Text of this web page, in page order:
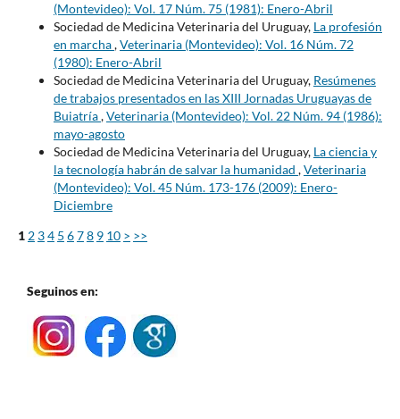
(Montevideo): Vol. 17 Núm. 75 (1981): Enero-Abril
Sociedad de Medicina Veterinaria del Uruguay, La profesión
en marcha,Veterinaria (Montevideo): Vol. 16 Núm. 72
(1980): Enero-Abril
Sociedad de Medicina Veterinaria del Uruguay, Resúmenes
de trabajos presentados en las XIII Jornadas Uruguayas de
Buiatría,Veterinaria (Montevideo): Vol. 22 Núm. 94 (1986):
mayo-agosto
Sociedad de Medicina Veterinaria del Uruguay, La ciencia y
la tecnología habrán de salvar la humanidad ,Veterinaria
(Montevideo): Vol. 45 Núm. 173-176 (2009): Enero-
Diciembre
12 34 5 678 9 10 > >>
Seguinos en: